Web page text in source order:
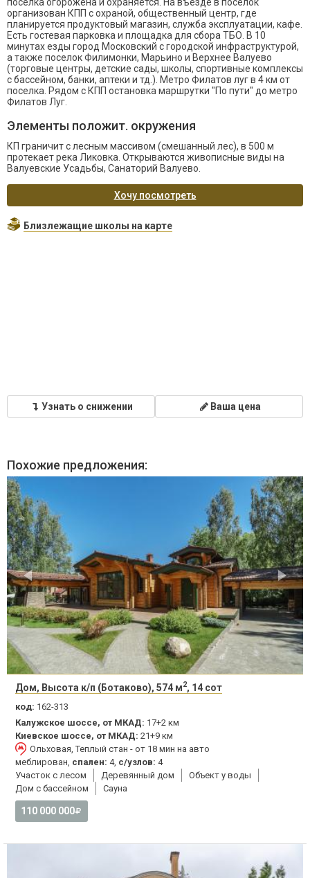
организован КПП с охраной, общественный центр, где
планируется продуктовый магазин, служба эксплуатации, кафе.
Есть гостевая парковка и площадка для сбора ТБО. В 10
минутах езды город Московский с городской инфраструктурой,
а также поселок Филимонки, Марьино и Верхнее Валуево
(торговые центры, детские сады, школы, спортивные комплексы
с бассейном, банки, аптеки и тд.). Метро Филатов луг в 4 км от
поселка. Рядом с КПП остановка маршрутки "По пути" до метро
Филатов Луг.
Элементы положит. окружения
КП граничит с лесным массивом (смешанный лес), в 500 м
протекает река Ликовка. Открываются живописные виды на
Валуевские Усадьбы, Санаторий Валуево.
Хочу посмотреть
Близлежащие школы на карте
Узнать о снижении Ваша цена
Похожие предложения:
Дом, Высота к/п (Ботаково), 574 м2, 14 сот
код: 162-313
Калужское шоссе, от МКАД: 17+2 км
Киевское шоссе, от МКАД: 21+9 км
Ольховая, Теплый стан - от 18 мин на авто
меблирован, спален: 4, с/узлов: 4
Участок с лесом
Деревянный дом
Объект у воды
Дом с бассейном
Сауна
110 000 000